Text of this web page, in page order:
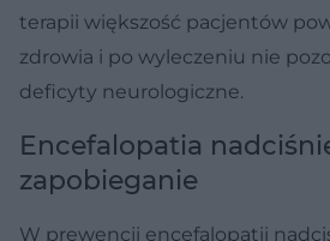
terapii większość pacjentów
zdrowia i po wyleczeniu nie
deficyty neurologiczne.
Encefalopatia
zapobieganie
W prewencji encefalopatii